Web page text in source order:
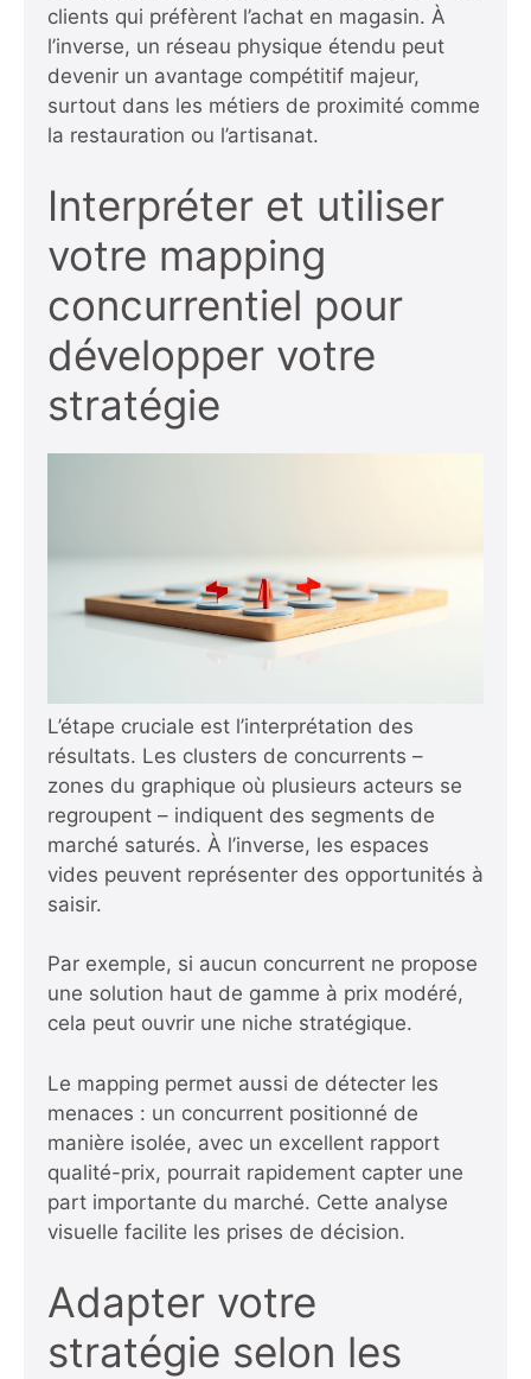
clients qui préfèrent l’achat en magasin. À
l’inverse, un réseau physique étendu peut
devenir un avantage compétitif majeur,
surtout dans les métiers de proximité comme
la restauration ou l’artisanat.
Interpréter et utiliser
votre mapping
concurrentiel pour
développer votre
stratégie
L’étape cruciale est l’interprétation des
résultats. Les clusters de concurrents –
zones du graphique où plusieurs acteurs se
regroupent – indiquent des segments de
marché saturés. À l’inverse, les espaces
vides peuvent représenter des opportunités à
saisir.
Par exemple, si aucun concurrent ne propose
une solution haut de gamme à prix modéré,
cela peut ouvrir une niche stratégique.
Le mapping permet aussi de détecter les
menaces : un concurrent positionné de
manière isolée, avec un excellent rapport
qualité-prix, pourrait rapidement capter une
part importante du marché. Cette analyse
visuelle facilite les prises de décision.
Adapter votre
stratégie selon les